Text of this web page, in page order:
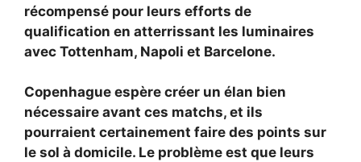
récompensé pour leurs efforts de
qualification en atterrissant les luminaires
avec Tottenham, Napoli et Barcelone.
Copenhague espère créer un élan bien
nécessaire avant ces matchs, et ils
pourraient certainement faire des points sur
le sol à domicile. Le problème est que leurs